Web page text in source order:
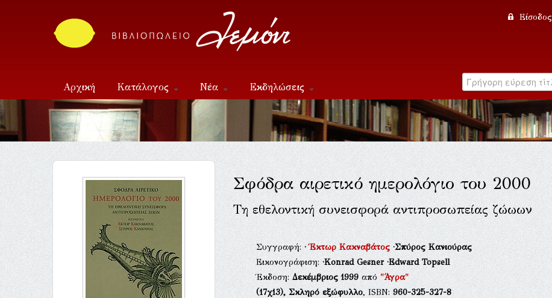
Είσοδος
Αρχική Κατάλογος Νέα Εκδηλώσεις
Επικοινωνία
Σφόδρα αιρετικό ημερολόγιο του 2000
Τη εθελοντική συνεισφορά αντιπροσωπείας ζώωων
Συγγραφή:·Έκτωρ Κακναβάτος·Σπύρος Κανιούρας
Εικονογράφιση:·Konrad Gesner·Edward Topsell
Έκδοση:Δεκέμβριος 1999από"Άγρα"
(17χ13), Σκληρό εξώφυλλο, ISBN:960-325-327-8